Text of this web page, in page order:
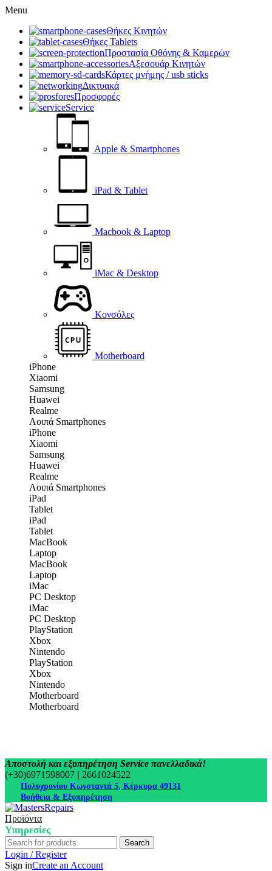
Menu
Θήκες Κινητών
Θήκες Tablets
Προστασία Οθόνης & Καμερών
Αξεσουάρ Κινητών
Κάρτες μνήμης / usb sticks
Δικτυακά
Προσφορές
Service
Apple & Smartphones
iPad & Tablet
Macbook & Laptop
iMac & Desktop
Κονσόλες
Motherboard
iPhone
Xiaomi
Samsung
Huawei
Realme
Λοιπά Smartphones
iPhone
Xiaomi
Samsung
Huawei
Realme
Λοιπά Smartphones
iPad
Tablet
iPad
Tablet
MacBook
Laptop
MacBook
Laptop
iMac
PC Desktop
iMac
PC Desktop
PlayStation
Xbox
Nintendo
PlayStation
Xbox
Nintendo
Motherboard
Motherboard
Αποστολή και εξυπηρέτηση Service πανελλαδικά!
(+30)6971598007 | 2661024522
Πολυχρονίου Κωνσταντά 5, Κέρκυρα 49131
Βοήθεια & Εξυπηρέτηση
Προϊόντα
Υπηρεσίες
Search
Login / Register
Sign inCreate an Account